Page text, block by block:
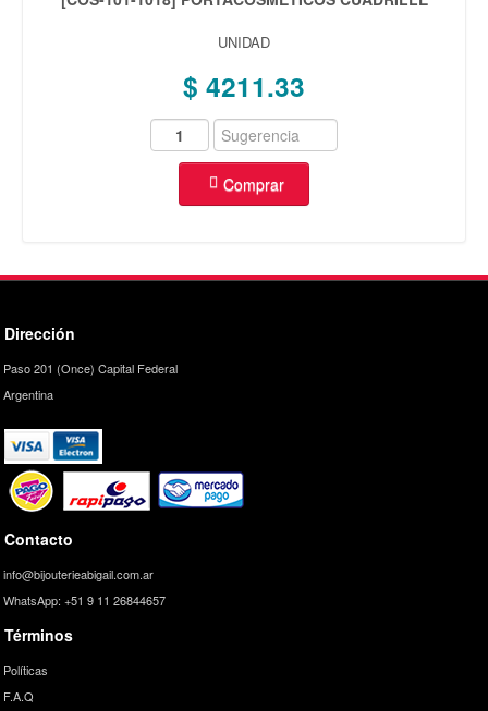
UNIDAD
$ 4211.33
Comprar
Dirección
Paso 201 (Once) Capital Federal
Argentina
Contacto
info@bijouterieabigail.com.ar
WhatsApp: +51 9 11 26844657
Términos
Políticas
F.A.Q